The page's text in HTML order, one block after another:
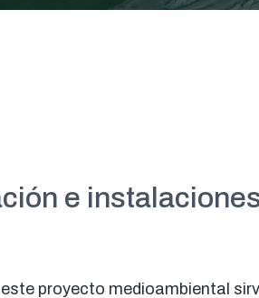
e
proyecto medioambiental